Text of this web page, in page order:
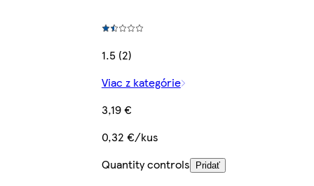
1.5 (2)
Viac z kategórie
3,19 €
0,32 €/kus
Quantity controls
Pridať